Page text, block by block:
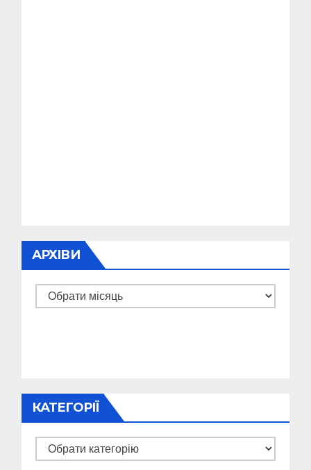
АРХІВИ
Архіви
КАТЕГОРІЇ
Категорії